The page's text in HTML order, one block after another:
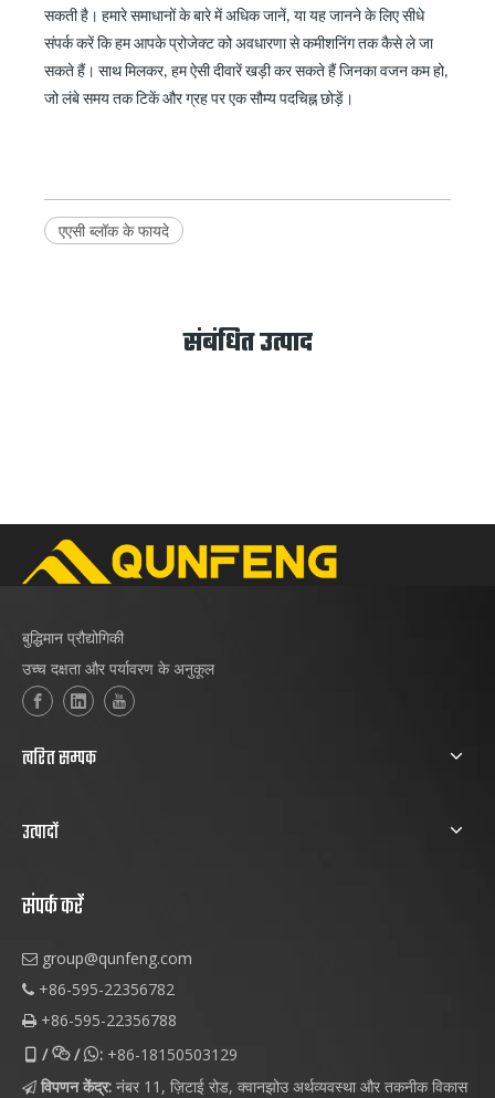
सकती है। हमारे समाधानों के बारे में अधिक जानें, या यह जानने के लिए सीधे
संपर्क करें कि हम आपके प्रोजेक्ट को अवधारणा से कमीशनिंग तक कैसे ले जा
सकते हैं। साथ मिलकर, हम ऐसी दीवारें खड़ी कर सकते हैं जिनका वजन कम हो,
जो लंबे समय तक टिकें और ग्रह पर एक सौम्य पदचिह्न छोड़ें।
एएसी ब्लॉक के फायदे
संबंधित उत्पाद
बुद्धिमान प्रौद्योगिकी
उच्च दक्षता और पर्यावरण के अनुकूल
त्वरित सम्पक
उत्पादों
संपर्क करें
 group@qunfeng.com
 +86-595-22356782
 +86-595-22356788
 //: +86-18150503129
 विपणन केंद्र: नंबर 11, ज़िटाई रोड, क्वानझोउ अर्थव्यवस्था और तकनीक विकास